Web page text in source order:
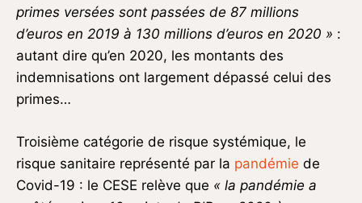
primes versées sont passées de 87 millions
d’euros en 2019 à 130 millions d’euros en 2020 » :
autant dire qu’en 2020, les montants des
indemnisations ont largement dépassé celui des
primes…
Troisième catégorie de risque systémique, le
risque sanitaire représenté par la pandémie de
Covid-19 : le CESE relève que « la pandémie a